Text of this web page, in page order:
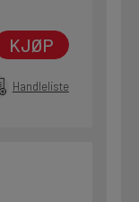
KJØP
Handleliste